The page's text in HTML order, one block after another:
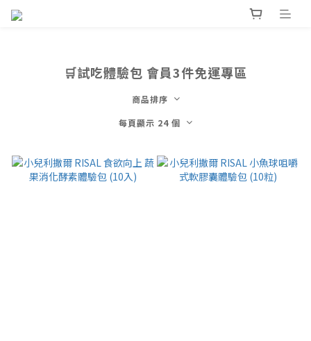
🛒試吃體驗包 會員3件免運專區
商品排序
每頁顯示 24 個